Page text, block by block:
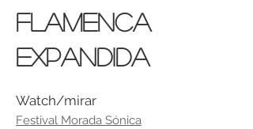
flamenca
expandida
Watch/mirar
Festival Morada Sónica